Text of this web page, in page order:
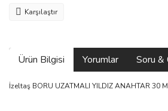
Karşılaştır
Ürün Bilgisi Yorumlar Soru &
İzeltaş BORU UZATMALI YILDIZ ANAHTAR 30